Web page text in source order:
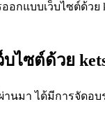
อกแบบเว็บไซต์ด้วย
ไซต์ด้วย
นมา ได้มีการจัดอบ